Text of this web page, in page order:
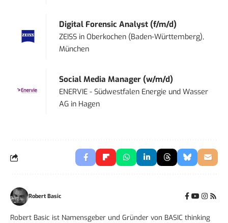
Digital Forensic Analyst (f/m/d)
ZEISS inOberkochen (Baden-Württemberg),
München
Social Media Manager (w/m/d)
ENERVIE - Südwestfalen Energie und Wasser
AG in Hagen
Robert Basic
Robert Basic ist Namensgeber und Gründer von BASIC thinking